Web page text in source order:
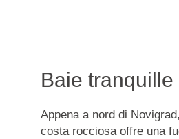
Baie
Appena a nord di
costa rocciosa offre una